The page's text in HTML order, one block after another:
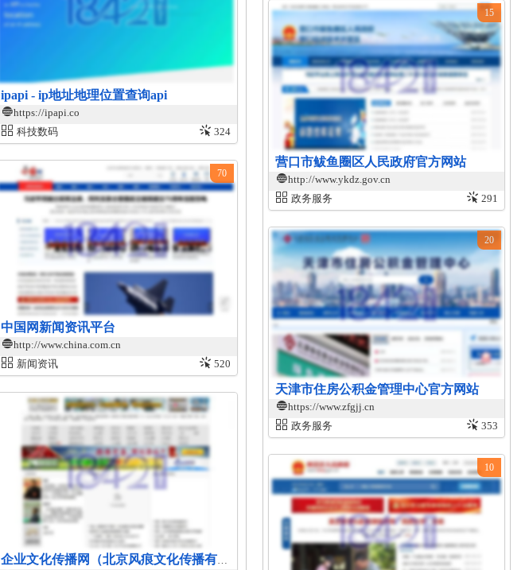
ipapi - ip地址地理位置查询api
https://ipapi.co
科技数码
324
中国网新闻资讯平台
http://www.china.com.cn
新闻资讯
520
70
企业文化传播网（北京风痕文化传播有限责任公司）
营口市鲅鱼圈区人民政府官方网站
http://www.ykdz.gov.cn
政务服务
291
15
天津市住房公积金管理中心官方网站
https://www.zfgjj.cn
政务服务
353
20
10